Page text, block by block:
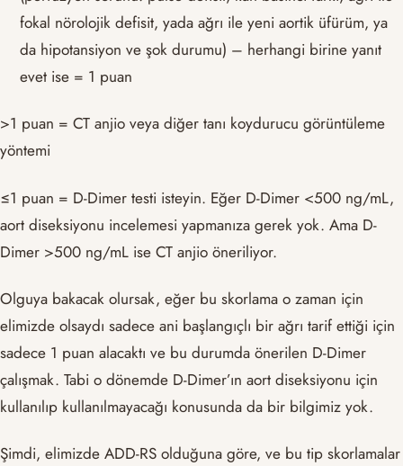
fokal nörolojik defisit, yada ağrı ile yeni aortik üfürüm, ya
da hipotansiyon ve şok durumu) – herhangi birine yanıt
evet ise = 1 puan
>1 puan = CT anjio veya diğer tanı koydurucu görüntüleme
yöntemi
≤1 puan = D-Dimer testi isteyin. Eğer D-Dimer <500 ng/mL,
aort diseksiyonu incelemesi yapmanıza gerek yok. Ama D-
Dimer >500 ng/mL ise CT anjio öneriliyor.
Olguya bakacak olursak, eğer bu skorlama o zaman için
elimizde olsaydı sadece ani başlangıçlı bir ağrı tarif ettiği için
sadece 1 puan alacaktı ve bu durumda önerilen D-Dimer
çalışmak. Tabi o dönemde D-Dimer’ın aort diseksiyonu için
kullanılıp kullanılmayacağı konusunda da bir bilgimiz yok.
Şimdi, elimizde ADD-RS olduğuna göre, ve bu tip skorlamalar